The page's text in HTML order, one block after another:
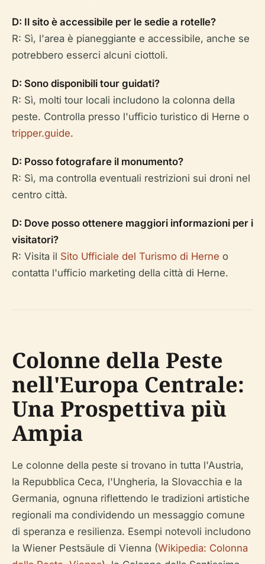
D: Il sito è accessibile per le sedie a rotelle?
R: Sì, l'area è pianeggiante e accessibile, anche se
potrebbero esserci alcuni ciottoli.
D: Sono disponibili tour guidati?
R: Sì, molti tour locali includono la colonna della
peste. Controlla presso l'ufficio turistico di Herne o
tripper.guide.
D: Posso fotografare il monumento?
R: Sì, ma controlla eventuali restrizioni sui droni nel
centro città.
D: Dove posso ottenere maggiori informazioni per i
visitatori?
R: Visita il Sito Ufficiale del Turismo di Herne o
contatta l'ufficio marketing della città di Herne.
Colonne della Peste
nell'Europa Centrale:
Una Prospettiva più
Ampia
Le colonne della peste si trovano in tutta l'Austria,
la Repubblica Ceca, l'Ungheria, la Slovacchia e la
Germania, ognuna riflettendo le tradizioni artistiche
regionali ma condividendo un messaggio comune
di speranza e resilienza. Esempi notevoli includono
la Wiener Pestsäule di Vienna (Wikipedia: Colonna